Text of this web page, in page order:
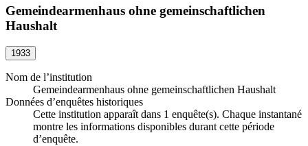
Gemeindearmenhaus ohne gemeinschaftlichen
Haushalt
1933
Nom de l’institution
Gemeindearmenhaus ohne gemeinschaftlichen Haushalt
Données d’enquêtes historiques
Cette institution apparaît dans 1 enquête(s). Chaque instantané
montre les informations disponibles durant cette période
d’enquête.